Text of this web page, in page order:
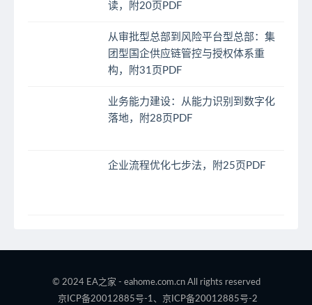
读，附20页PDF
从审批型总部到风险平台型总部：集
团型国企供应链管控与授权体系重
构，附31页PDF
业务能力建设：从能力识别到数字化
落地，附28页PDF
企业流程优化七步法，附25页PDF
© 2024 EA之家 - eahome.com.cn All rights reserved
京ICP备20012885号-1、京ICP备20012885号-2